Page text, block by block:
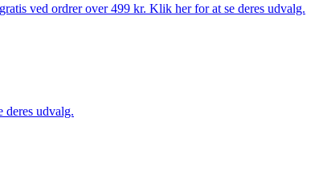
ved ordrer over 499 kr. Klik her for at se deres udvalg.
deres udvalg.